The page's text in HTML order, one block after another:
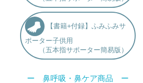
【書籍+付録】ふみふみサ
ポーター子供用
（五本指サポーター簡易版）
ー 鼻呼吸・鼻ケア商品 ー